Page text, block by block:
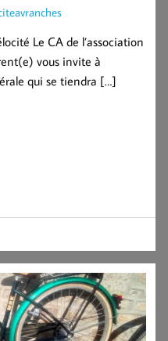
Le CA de l’association
vous invite à
qui se tiendra […]